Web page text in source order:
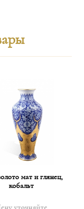
мат и глянец,
кобальт
уточняйте